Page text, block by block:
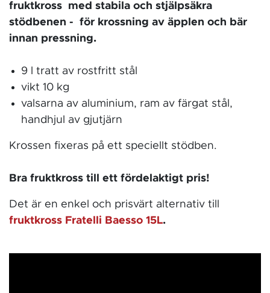
fruktkross med stabila och stjälpsäkra
stödbenen - för krossning av äpplen och bär
innan pressning.
9 l tratt av rostfritt stål
vikt 10 kg
valsarna av aluminium, ram av färgat stål,
handhjul av gjutjärn
Krossen fixeras på ett speciellt stödben.
Bra fruktkross till ett fördelaktigt pris!
Det är en enkel och prisvärt alternativ till
fruktkross Fratelli Baesso 15L.